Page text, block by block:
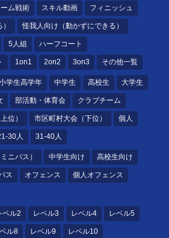
ム戦術 スキル動画 フィニッシュ
怪我人向け（動かずにできる）
5人組 ハーフコート
1on1 2on2 3on3 その他一覧
学生高学年 中学生 高校生 大学生
部活動・体育会 クラブチーム
位） 市区町村大会（下位） 個人
30人 31-40人
ニバス） 中学生向け 高校生向け
ス オフェンス 個人オフェンス
ベル2 レベル3 レベル4 レベル5
ル8 レベル9 レベル10